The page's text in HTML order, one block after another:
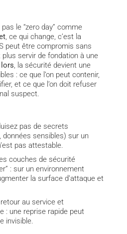
pas le “zero day” comme
, ce qui change, c’est la
peut être compromis sans
servir de fondation à une
lors, la sécurité devient une
: ce que l’on peut contenir,
et ce que l’on doit refuser
suspect.
pas de secrets
données sensibles) sur un
pas attestable.
couches de sécurité
: sur un environnement
la surface d’attaque et
au service et
: une reprise rapide peut
invisible.